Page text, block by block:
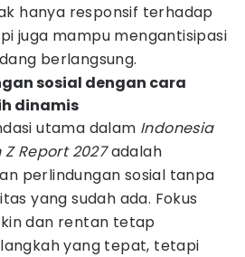
hanya responsif terhadap
juga mampu mengantisipasi
berlangsung.
sosial dengan cara
dinamis
utama dalam Indonesia
Report 2027adalah
perlindungan sosial tanpa
yang sudah ada. Fokus
dan rentan tetap
yang tepat, tetapi